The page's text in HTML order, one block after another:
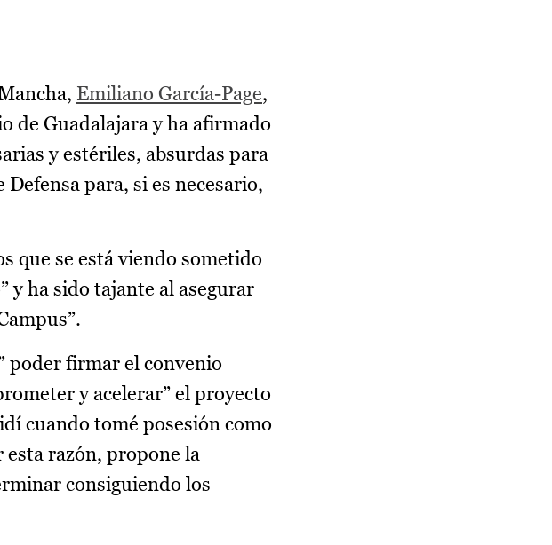
Emiliano García-Page,
de Guadalajara y ha afirmado
y estériles, absurdas para
para, si es necesario,
que se está viendo sometido
y ha sido tajante al asegurar
poder firmar el convenio
y acelerar” el proyecto
cuando tomé posesión como
esta razón, propone la
consiguiendo los